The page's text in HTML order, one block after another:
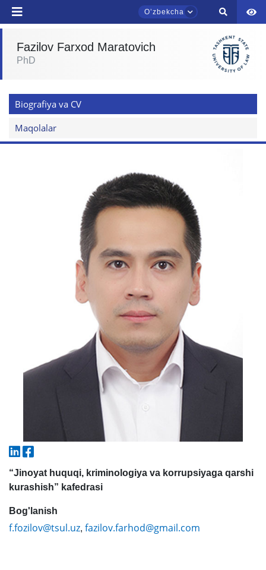
Oʼzbekcha
Fazilov Farxod Maratovich
PhD
Biografiya va CV
Maqolalar
“Jinoyat huquqi, kriminologiya va korrupsiyaga qarshi
kurashish” kafedrasi
Bog'lanish
f.fozilov@tsul.uz, fazilov.farhod@gmail.com
Assalomu alaykum! TDYU qabul murojaatlari
Mavzuni tanlang — keyin shu mavzudagi aniq
2. Hujjatlar (magistr) (4)
3. Suhbat (bakalavr) (8) 4. Suhbat (magistr) (5)
5. To'lov-kontrakt (2) 6. Elektron ariza (16)
✉️ Adminga yozish